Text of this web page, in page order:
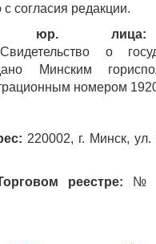
с согласия редакции.
юр. лица:
о
Минским
номером
220002, г. Минск,
реестре: №